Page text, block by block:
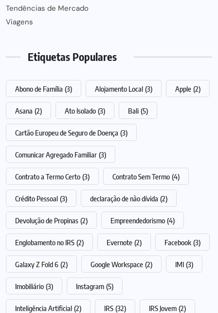
Tendências de Mercado
Viagens
Etiquetas Populares
Abono de Família (3) Alojamento Local (3) Apple (2)
Asana (2) Ato Isolado (3) Bali (5)
Cartão Europeu de Seguro de Doença (3)
Comunicar Agregado Familiar (3)
Contrato a Termo Certo (3) Contrato Sem Termo (4)
Crédito Pessoal (3) declaração de não dívida (2)
Devolução de Propinas (2) Empreendedorismo (4)
Englobamento no IRS (2) Evernote (2) Facebook (3)
Galaxy Z Fold 6 (2) Google Workspace (2) IMI (3)
Imobiliário (3) Instagram (5)
Inteligência Artificial (2) IRS (32) IRS Jovem (2)